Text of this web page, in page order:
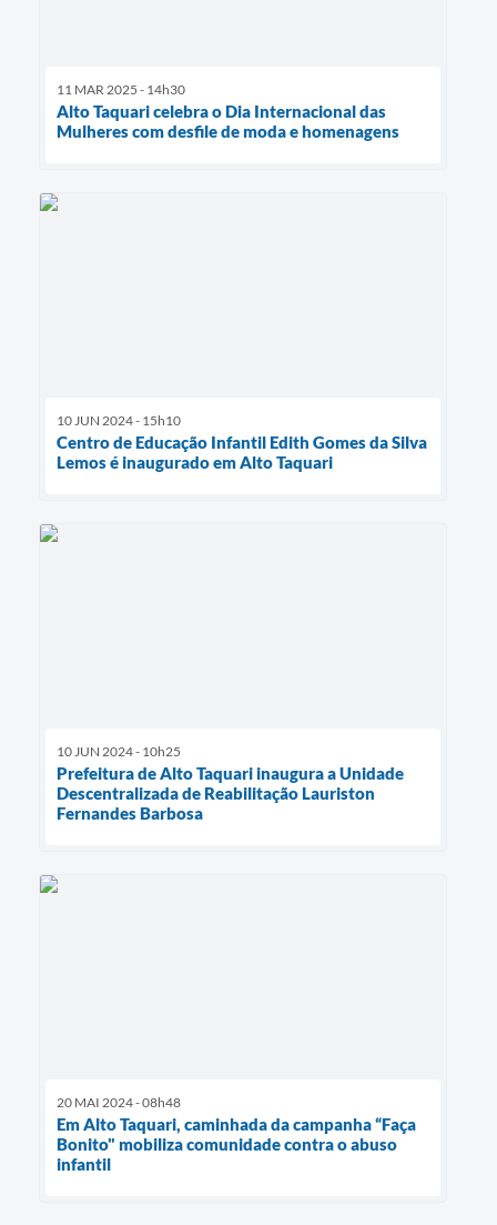
11 MAR 2025 - 14h30
Alto Taquari celebra o Dia Internacional das
Mulheres com desfile de moda e homenagens
10 JUN 2024 - 15h10
Centro de Educação Infantil Edith Gomes da Silva
Lemos é inaugurado em Alto Taquari
10 JUN 2024 - 10h25
Prefeitura de Alto Taquari inaugura a Unidade
Descentralizada de Reabilitação Lauriston
Fernandes Barbosa
20 MAI 2024 - 08h48
Em Alto Taquari, caminhada da campanha “Faça
Bonito" mobiliza comunidade contra o abuso
infantil